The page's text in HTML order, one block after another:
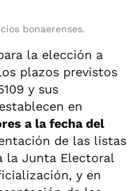
bonaerenses.
la elección a
plazos previstos
y sus
en
a la fecha del
de las listas
la Junta Electoral
y en